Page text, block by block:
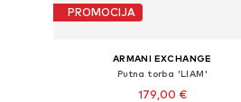
PROMOCIJA
ARMANI EXCHANGE
Putna torba 'LIAM'
179,00 €